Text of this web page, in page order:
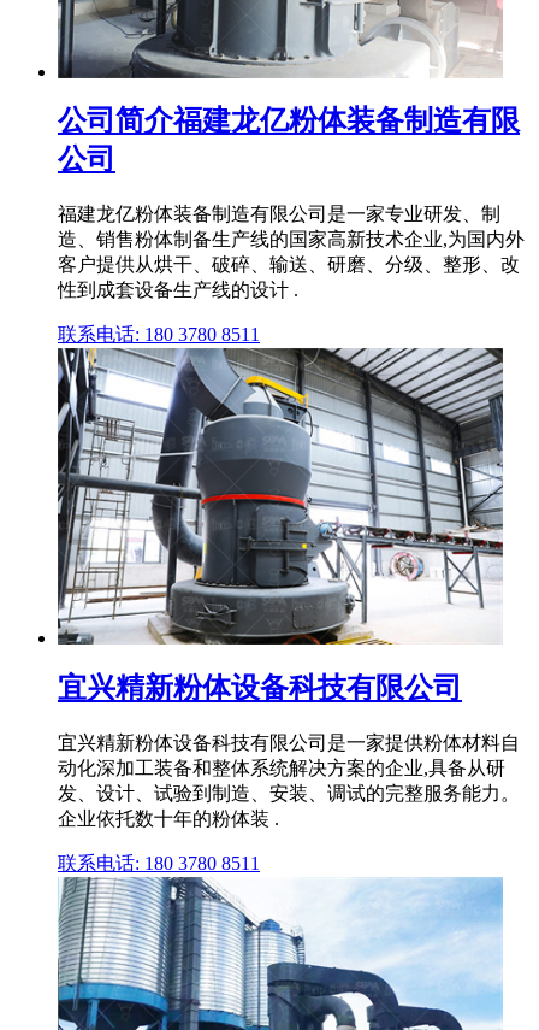
公司简介福建龙亿粉体装备制造有限
公司
福建龙亿粉体装备制造有限公司是一家专业研发、制
造、销售粉体制备生产线的国家高新技术企业,为国内外
客户提供从烘干、破碎、输送、研磨、分级、整形、改
性到成套设备生产线的设计 .
联系电话: 180 3780 8511
宜兴精新粉体设备科技有限公司
宜兴精新粉体设备科技有限公司是一家提供粉体材料自
动化深加工装备和整体系统解决方案的企业,具备从研
发、设计、试验到制造、安装、调试的完整服务能力。
企业依托数十年的粉体装 .
联系电话: 180 3780 8511